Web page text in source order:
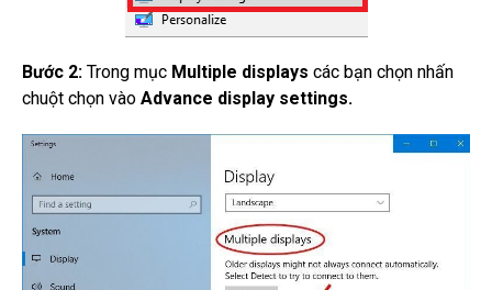
Bước 2: Trong mục Multiple displays các bạn chọn nhấn
chuột chọn vào Advance display settings.